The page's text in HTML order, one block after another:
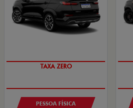
PREÇO IMPERDÍVEL
PESSOA FÍSICA